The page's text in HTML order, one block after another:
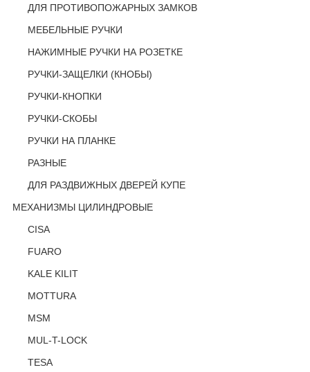
ДЛЯ ПРОТИВОПОЖАРНЫХ ЗАМКОВ
МЕБЕЛЬНЫЕ РУЧКИ
НАЖИМНЫЕ РУЧКИ НА РОЗЕТКЕ
РУЧКИ-ЗАЩЕЛКИ (КНОБЫ)
РУЧКИ-КНОПКИ
РУЧКИ-СКОБЫ
РУЧКИ НА ПЛАНКЕ
РАЗНЫЕ
ДЛЯ РАЗДВИЖНЫХ ДВЕРЕЙ КУПЕ
МЕХАНИЗМЫ ЦИЛИНДРОВЫЕ
CISA
FUARO
KALE KILIT
MOTTURA
MSM
MUL-T-LOCK
TESA